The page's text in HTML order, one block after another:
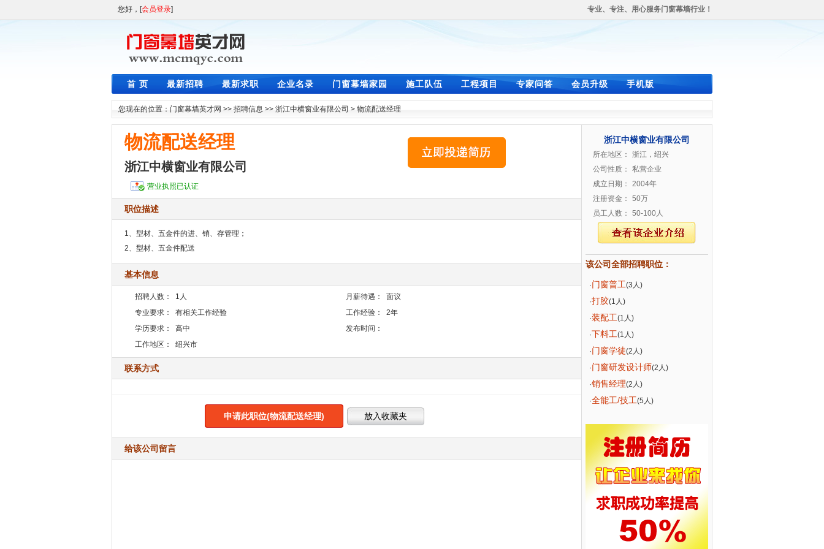
您好，[会员登录] 专业、专注、用心服务门窗幕墙行业！
首 页 最新招聘 最新求职 企业名录 门窗幕墙家园 施工队伍 工程项目 专家问答 会员升级 手机版
您现在的位置： 门窗幕墙英才网 >> 招聘信息 >> 浙江中横窗业有限公司 > 物流配送经理
物流配送经理
浙江中横窗业有限公司
营业执照已认证
职位描述
1、型材、五金件的进、销、存管理；
2、型材、五金件配送
基本信息
招聘人数： 1人 月薪待遇：
面议
专业要求：
有相关工作经验 工作经验：
2年
学历要求：
高中
发布时间：
工作地区：
绍兴市
联系方式
申请此职位(物流配送经理)
给该公司留言
浙江中横窗业有限公司
所在地区：
浙江，绍兴
公司性质：
私营企业
成立日期：
2004年
注册资金：
50万
员工人数：
50-100人
该公司全部招聘职位：
·门窗普工(3人)
·打胶(1人)
·装配工(1人)
·下料工(1人)
·门窗学徒(2人)
·门窗研发设计师(2人)
·销售经理(2人)
·全能工/技工(5人)